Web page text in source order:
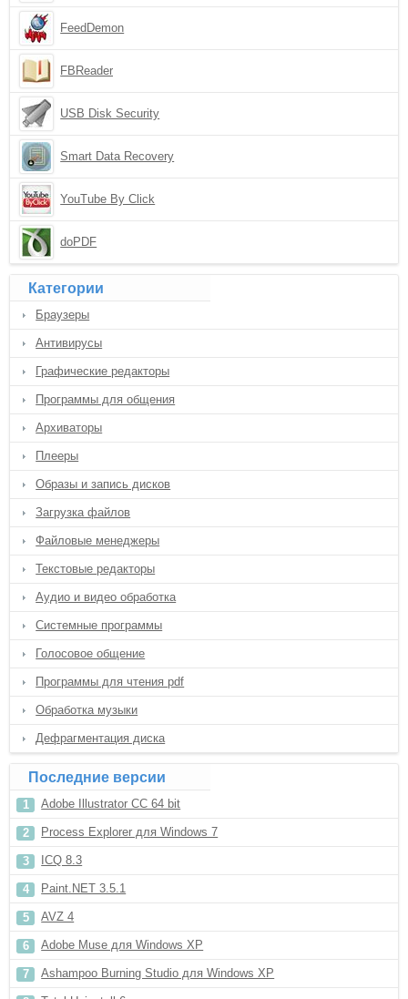
FeedDemon
FBReader
USB Disk Security
Smart Data Recovery
YouTube By Click
doPDF
Категории
Браузеры
Антивирусы
Графические редакторы
Программы для общения
Архиваторы
Плееры
Образы и запись дисков
Загрузка файлов
Файловые менеджеры
Текстовые редакторы
Аудио и видео обработка
Системные программы
Голосовое общение
Программы для чтения pdf
Обработка музыки
Дефрагментация диска
Последние версии
Adobe Illustrator CC 64 bit
Process Explorer для Windows 7
ICQ 8.3
Paint.NET 3.5.1
AVZ 4
Adobe Muse для Windows XP
Ashampoo Burning Studio для Windows XP